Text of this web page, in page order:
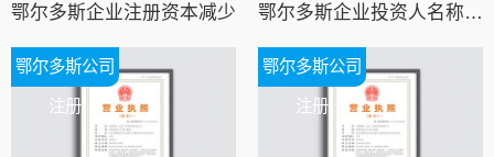
鄂尔多斯企业注册资本减少 鄂尔多斯企业投资人名称改变
鄂尔多斯公司
注册
鄂尔多斯公司
注册